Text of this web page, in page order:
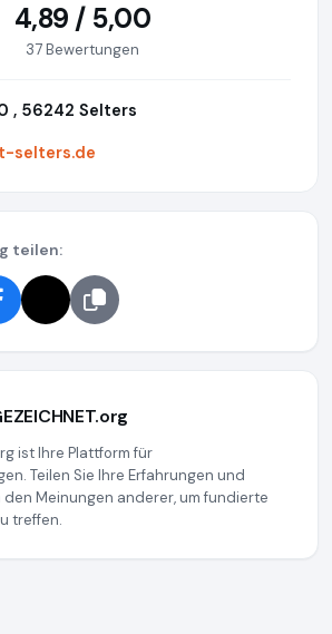
4,89 / 5,00
37 Bewertungen
, 56242 Selters
selters.de
teilen:
ist Ihre Plattform für
Teilen Sie Ihre Erfahrungen und
Meinungen anderer, um fundierte
treffen.